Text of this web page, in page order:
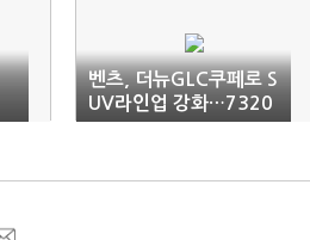
벤츠, 더뉴GLC쿠페로 S
UV라인업 강화…7320
만원부터